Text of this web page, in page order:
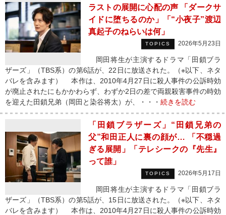
ラストの展開に心配の声 「ダークサ
イドに堕ちるのか」「“小夜子”渡辺
真起子のねらいは何」
TOPICS 2026年5月23日
岡田将生が主演するドラマ「田鎖ブラ
ザーズ」（TBS系）の第6話が、22日に放送された。（※以下、ネタ
バレを含みます） 本作は、2010年4月27日に殺人事件の公訴時効
が廃止されたにもかかわらず、わずか2日の差で両親殺害事件の時効
を迎えた田鎖兄弟（岡田と染谷将太）が、・・・ 続きを読む
「田鎖ブラザーズ」“田鎖兄弟の
父”和田正人に裏の顔が… 「不穏過
ぎる展開」「テレシークの『先生』
って誰」
TOPICS 2026年5月17日
岡田将生が主演するドラマ「田鎖ブラ
ザーズ」（TBS系）の第5話が、15日に放送された。（※以下、ネタ
バレを含みます） 本作は、2010年4月27日に殺人事件の公訴時効